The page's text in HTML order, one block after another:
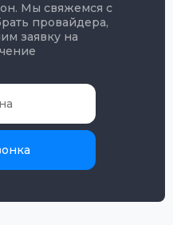
Мы свяжемся с
провайдера,
заявку на